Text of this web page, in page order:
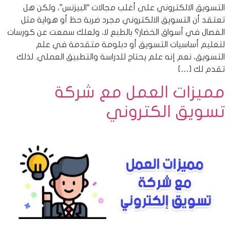
التسويق الالكتروني على أغلب مجالات “البيزنس”، ولكن هل
تعتقد أن التسويق الالكتروني مجرد ضربة حظ أو هواية مثل
الفصال في أسواق الخضار؟ بالطبع لا، ولعلك سمعت عن كورسات
لتعليم أساسيات التسويق أو دبلومة متقدمة في علم
التسويق، نعم إنه علم يحتاج للدراسة والتطبيق العملي. لذلك
تقدم لك […]
مميزات العمل مع شركة
تسويق الكتروني